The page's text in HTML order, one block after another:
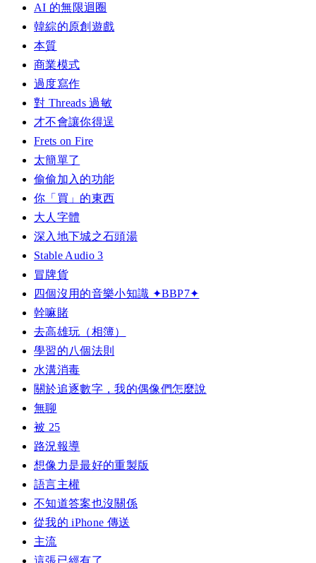
AI 的無限迴圈
韓綜的原創遊戲
本質
商業模式
過度寫作
對 Threads 過敏
才不會讓你得逞
Frets on Fire
太簡單了
偷偷加入的功能
你「買」的東西
大人字體
深入地下城之石頭湯
Stable Audio 3
冒牌貨
四個沒用的音樂小知識 ✦BBP7✦
幹嘛賭
去高雄玩（相簿）
學習的八個法則
水溝消毒
關於追逐數字，我的偶像們怎麼說
無聊
被 25
路況報導
想像力是最好的重製版
語言主權
不知道答案也沒關係
從我的 iPhone 傳送
主流
這張已經有了